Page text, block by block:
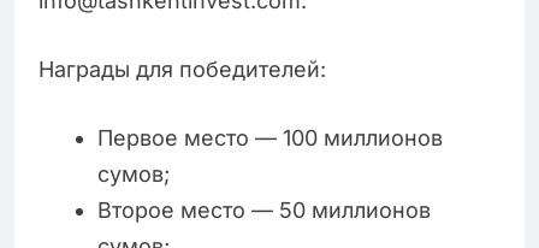
Награды для победителей:
Первое место — 100 миллионов
сумов;
Второе место — 50 миллионов